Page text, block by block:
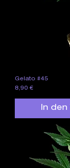
Gelato #45
Preis
8,90 €
In den